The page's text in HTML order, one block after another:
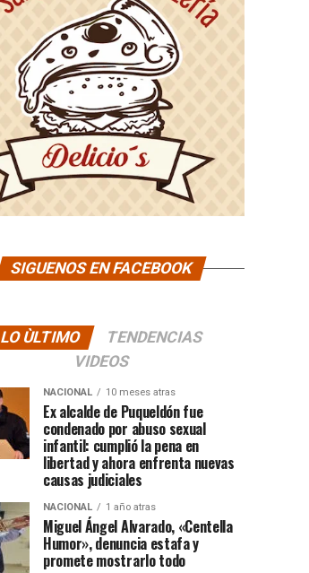
SIGUENOS EN FACEBOOK
LO ÙLTIMO
TENDENCIAS
VIDEOS
NACIONAL 10 meses atras
Ex alcalde de Puqueldón fue
condenado por abuso sexual
infantil: cumplió la pena en
libertad y ahora enfrenta nuevas
causas judiciales
NACIONAL 1 año atras
Miguel Ángel Alvarado, «Centella
Humor», denuncia estafa y
promete mostrarlo todo